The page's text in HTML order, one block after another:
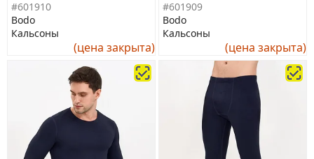
#601910
Bodo
Кальсоны
(цена закрыта)
#601909
Bodo
Кальсоны
(цена закрыта)